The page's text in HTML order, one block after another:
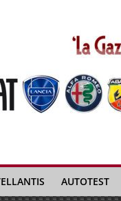
AUTOTEST